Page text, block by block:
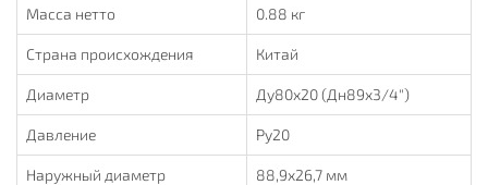
Масса нетто 0.88 кг
Страна происхождения Китай
Диаметр Ду80х20 (Дн89х3/4")
Давление Ру20
Наружный диаметр
88,9х26,7 мм